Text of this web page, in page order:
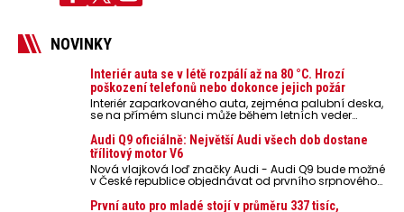
NOVINKY
Interiér auta se v létě rozpálí až na 80 °C. Hrozí
poškození telefonů nebo dokonce jejich požár
Interiér zaparkovaného auta, zejména palubní deska,
se na přímém slunci může během letních veder
nebezpečí pro odložené mobilní telefony, powerbanky
nebo notebooky. Můžou urychlit stárnutí baterií,
poškodit elektroniku a ve výjimečných případech i
zvýšit riziko požáru.
Audi Q9 oficiálně: Největší Audi všech dob dostane
třílitový motor V6
Nová vlajková loď značky Audi - Audi Q9 bude možné
v České republice objednávat od prvního srpnového
První auto pro mladé stojí v průměru 337 tisíc,